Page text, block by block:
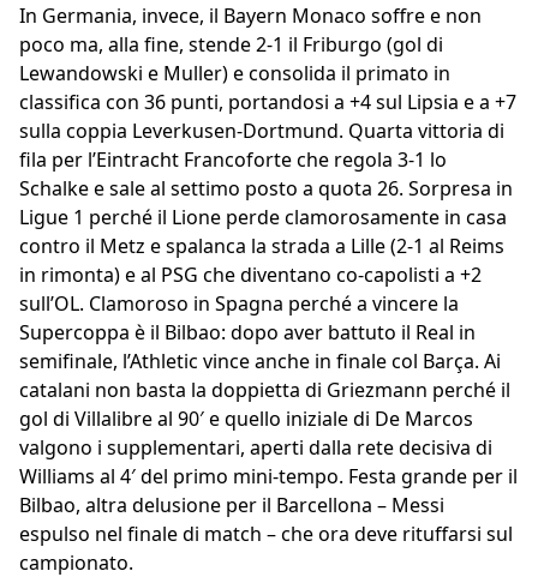
In Germania, invece, il Bayern Monaco soffre e non
poco ma, alla fine, stende 2-1 il Friburgo (gol di
Lewandowski e Muller) e consolida il primato in
classifica con 36 punti, portandosi a +4 sul Lipsia e a +7
sulla coppia Leverkusen-Dortmund. Quarta vittoria di
fila per l’Eintracht Francoforte che regola 3-1 lo
Schalke e sale al settimo posto a quota 26. Sorpresa in
Ligue 1 perché il Lione perde clamorosamente in casa
contro il Metz e spalanca la strada a Lille (2-1 al Reims
in rimonta) e al PSG che diventano co-capolisti a +2
sull’OL. Clamoroso in Spagna perché a vincere la
Supercoppa è il Bilbao: dopo aver battuto il Real in
semifinale, l’Athletic vince anche in finale col Barça. Ai
catalani non basta la doppietta di Griezmann perché il
gol di Villalibre al 90′ e quello iniziale di De Marcos
valgono i supplementari, aperti dalla rete decisiva di
Williams al 4′ del primo mini-tempo. Festa grande per il
Bilbao, altra delusione per il Barcellona – Messi
espulso nel finale di match – che ora deve rituffarsi sul
campionato.